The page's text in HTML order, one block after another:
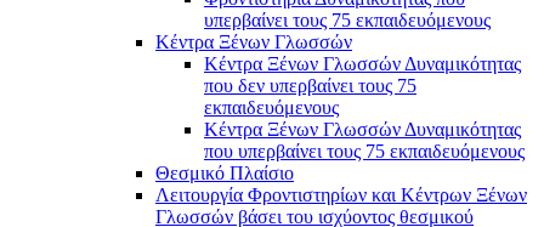
υπερβαίνει τους 75 εκπαιδευόμενους
Κέντρα Ξένων Γλωσσών
Kέντρα Ξένων Γλωσσών Δυναμικότητας
που δεν υπερβαίνει τους 75
εκπαιδευόμενους
Kέντρα Ξένων Γλωσσών Δυναμικότητας
που υπερβαίνει τους 75 εκπαιδευόμενους
Θεσμικό Πλαίσιο
Λειτουργία Φροντιστηρίων και Κέντρων Ξένων
Γλωσσών βάσει του ισχύοντος θεσμικού